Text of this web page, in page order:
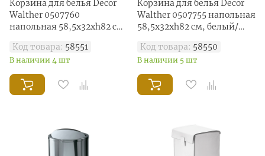
Корзина для белья Decor
Walther 0507760
напольная 58,5x32xh82 см,
Код товара: 58551
В наличии 4 шт
Корзина для белья Decor
Walther 0507755 напольная
58,5x32xh82 см, белый/
Код товара: 58550
В наличии 5 шт